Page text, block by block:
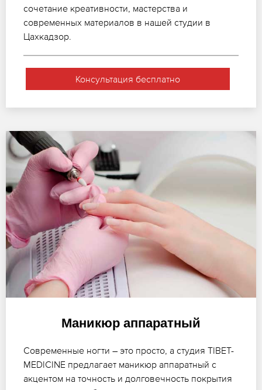
сочетание креативности, мастерства и
современных материалов в нашей студии в
Цахкадзор.
Консультация бесплатно
Маникюр аппаратный
Современные ногти – это просто, а студия TIBET-
MEDICINE предлагает маникюр аппаратный с
акцентом на точность и долговечность покрытия